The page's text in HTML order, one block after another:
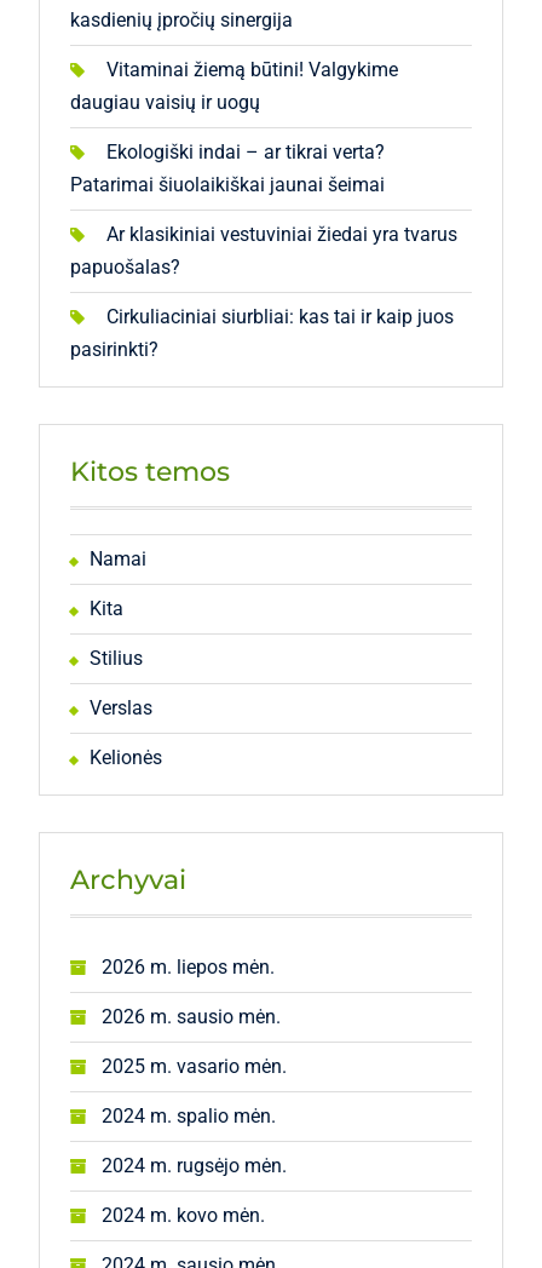
kasdienių įpročių sinergija
Vitaminai žiemą būtini! Valgykime
daugiau vaisių ir uogų
Ekologiški indai – ar tikrai verta?
Patarimai šiuolaikiškai jaunai šeimai
Ar klasikiniai vestuviniai žiedai yra tvarus
papuošalas?
Cirkuliaciniai siurbliai: kas tai ir kaip juos
pasirinkti?
Kitos temos
Namai
Kita
Stilius
Verslas
Kelionės
Archyvai
2026 m. liepos mėn.
2026 m. sausio mėn.
2025 m. vasario mėn.
2024 m. spalio mėn.
2024 m. rugsėjo mėn.
2024 m. kovo mėn.